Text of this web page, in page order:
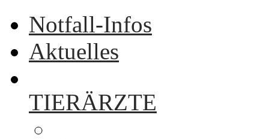
Notfall-Infos
Aktuelles
TIERÄRZTE